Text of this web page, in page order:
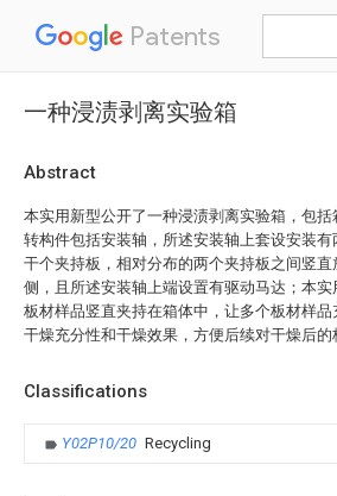
Patents
一种浸渍剥离实验箱
Abstract
本实用新型公开了一种浸渍剥离实验箱，包
转构件包括安装轴，所述安装轴上套设安装
干个夹持板，相对分布的两个夹持板之间竖
侧，且所述安装轴上端设置有驱动马达；本
板材样品竖直夹持在箱体中，让多个板材样
干燥充分性和干燥效果，方便后续对干燥后
Classifications
Y02P10/20 Recycling